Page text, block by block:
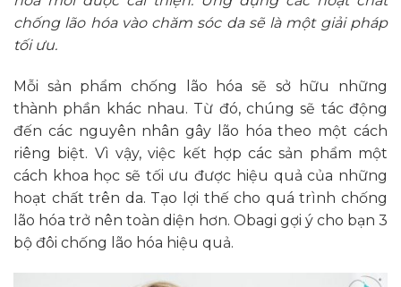
chống lão hóa vào chăm sóc da sẽ là một giải pháp
tối ưu.
Mỗi sản phẩm chống lão hóa sẽ sở hữu những
thành phần khác nhau. Từ đó, chúng sẽ tác động
đến các nguyên nhân gây lão hóa theo một cách
riêng biệt. Vì vậy, việc kết hợp các sản phẩm một
cách khoa học sẽ tối ưu được hiệu quả của những
hoạt chất trên da. Tạo lợi thế cho quá trình chống
lão hóa trở nên toàn diện hơn. Obagi gợi ý cho bạn 3
bộ đôi chống lão hóa hiệu quả.